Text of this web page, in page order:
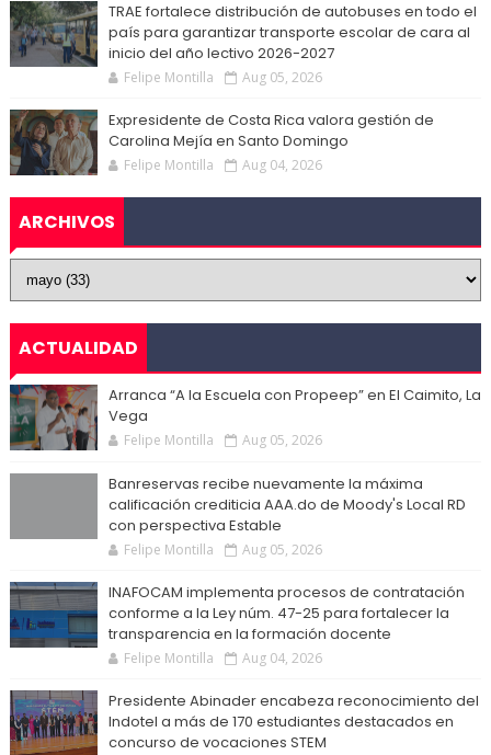
TRAE fortalece distribución de autobuses en todo el
país para garantizar transporte escolar de cara al
inicio del año lectivo 2026-2027
Felipe Montilla Aug 05, 2026
Expresidente de Costa Rica valora gestión de
Carolina Mejía en Santo Domingo
Felipe Montilla Aug 04, 2026
ARCHIVOS
ACTUALIDAD
Arranca “A la Escuela con Propeep” en El Caimito, La
Vega
Felipe Montilla Aug 05, 2026
Banreservas recibe nuevamente la máxima
calificación crediticia AAA.do de Moody's Local RD
con perspectiva Estable
Felipe Montilla Aug 05, 2026
INAFOCAM implementa procesos de contratación
conforme a la Ley núm. 47-25 para fortalecer la
transparencia en la formación docente
Felipe Montilla Aug 04, 2026
Presidente Abinader encabeza reconocimiento del
Indotel a más de 170 estudiantes destacados en
concurso de vocaciones STEM